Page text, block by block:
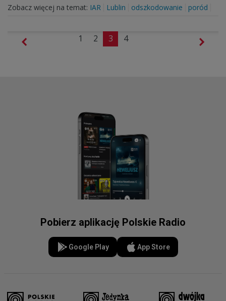
Zobacz więcej na temat: IAR Lublin odszkodowanie poród
1 2 3 4
Pobierz aplikację Polskie Radio
Google Play App Store